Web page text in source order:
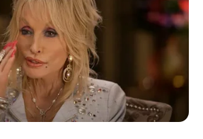
Generic Viagra - Here's The